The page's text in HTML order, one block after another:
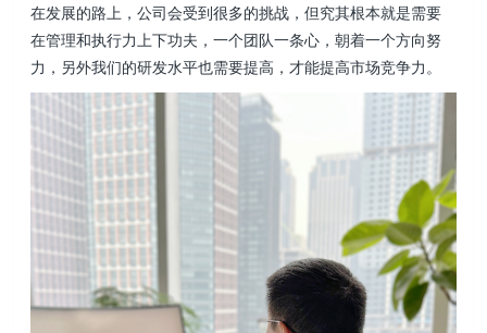
在发展的路上，公司会受到很多的挑战，但究其根本就是需要
在管理和执行力上下功夫，一个团队一条心，朝着一个方向努
力，另外我们的研发水平也需要提高，才能提高市场竞争力。